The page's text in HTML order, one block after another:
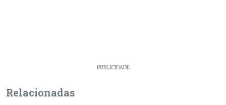
PUBLICIDADE
Relacionadas